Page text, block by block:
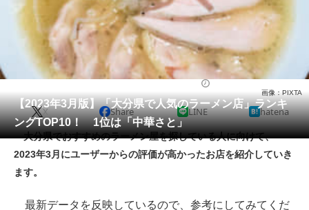
地域
教育・育児
動物 リサーチ
会員記事
メディア
注目記事を集めた総合ページ
【2023年3月版】「大分県で人気のラーメン店」ランキ
ングTOP10！ 1位は「中華さと」
画像：PIXTA
X Share LINE hatena
大分県でおすすめのラーメン屋を探している人に向けて、
2023年3月にユーザーからの評価が高かったお店を紹介していき
ます。
最新データを反映しているので、参考にしてみてくだ